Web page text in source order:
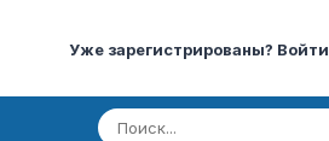
Уже зарегистрированы? Войти